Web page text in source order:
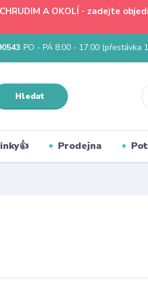
A OKOLÍ - zadejte
Hledat
PO - PÁ 8:00 - 17:00 (přestávka
Prodejna